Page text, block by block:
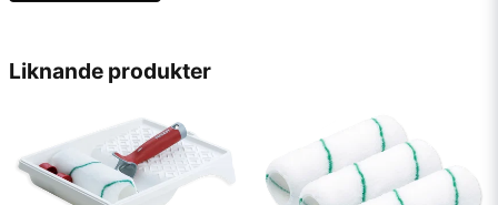
Liknande produkter
Namn
email
Mejladress